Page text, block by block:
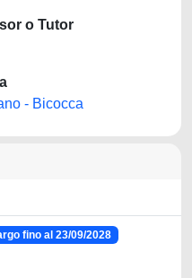
o Tutor
- Bicocca
fino al 23/09/2028